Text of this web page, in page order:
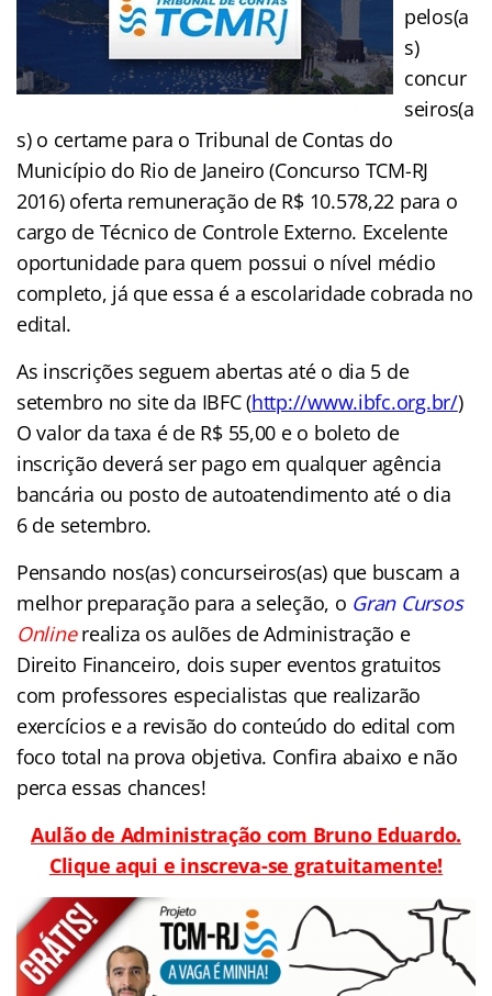
pelos(a
s)
concur
seiros(a
s) o certame para o Tribunal de Contas do
Município do Rio de Janeiro (Concurso TCM-RJ
2016) oferta remuneração de R$ 10.578,22 para o
cargo de Técnico de Controle Externo. Excelente
oportunidade para quem possui o nível médio
completo, já que essa é a escolaridade cobrada no
edital.
As inscrições seguem abertas até o dia 5 de
setembro no site da IBFC (http://www.ibfc.org.br/)
O valor da taxa é de R$ 55,00 e o boleto de
inscrição deverá ser pago em qualquer agência
bancária ou posto de autoatendimento até o dia
6 de setembro.
Pensando nos(as) concurseiros(as) que buscam a
melhor preparação para a seleção, o Gran Cursos
Onlinerealiza os aulões de Administração e
Direito Financeiro, dois super eventos gratuitos
com professores especialistas que realizarão
exercícios e a revisão do conteúdo do edital com
foco total na prova objetiva. Confira abaixo e não
perca essas chances!
Aulão de Administração com Bruno Eduardo.
Clique aqui e inscreva-se gratuitamente!